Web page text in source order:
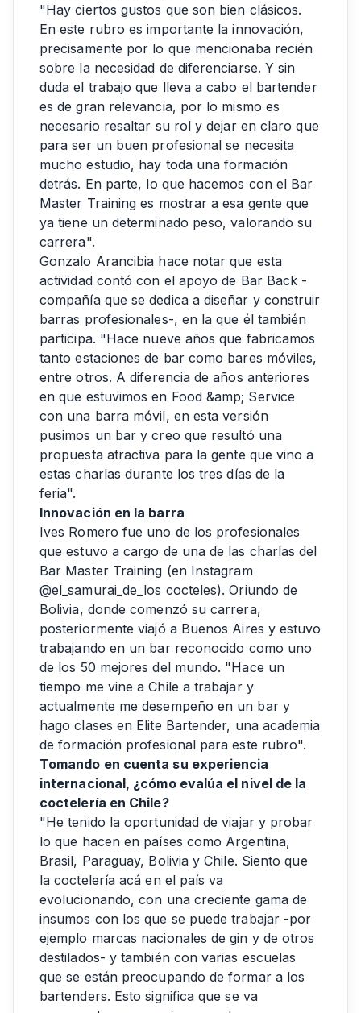
"Hay ciertos gustos que son bien clásicos.
En este rubro es importante la innovación,
precisamente por lo que mencionaba recién
sobre la necesidad de diferenciarse. Y sin
duda el trabajo que lleva a cabo el bartender
es de gran relevancia, por lo mismo es
necesario resaltar su rol y dejar en claro que
para ser un buen profesional se necesita
mucho estudio, hay toda una formación
detrás. En parte, lo que hacemos con el Bar
Master Training es mostrar a esa gente que
ya tiene un determinado peso, valorando su
carrera".
Gonzalo Arancibia hace notar que esta
actividad contó con el apoyo de Bar Back -
compañía que se dedica a diseñar y construir
barras profesionales-, en la que él también
participa. "Hace nueve años que fabricamos
tanto estaciones de bar como bares móviles,
entre otros. A diferencia de años anteriores
en que estuvimos en Food &amp; Service
con una barra móvil, en esta versión
pusimos un bar y creo que resultó una
propuesta atractiva para la gente que vino a
estas charlas durante los tres días de la
feria".
Innovación en la barra
Ives Romero fue uno de los profesionales
que estuvo a cargo de una de las charlas del
Bar Master Training (en Instagram
@el_samurai_de_los cocteles). Oriundo de
Bolivia, donde comenzó su carrera,
posteriormente viajó a Buenos Aires y estuvo
trabajando en un bar reconocido como uno
de los 50 mejores del mundo. "Hace un
tiempo me vine a Chile a trabajar y
actualmente me desempeño en un bar y
hago clases en Elite Bartender, una academia
de formación profesional para este rubro".
Tomando en cuenta su experiencia
internacional, ¿cómo evalúa el nivel de la
coctelería en Chile?
"He tenido la oportunidad de viajar y probar
lo que hacen en países como Argentina,
Brasil, Paraguay, Bolivia y Chile. Siento que
la coctelería acá en el país va
evolucionando, con una creciente gama de
insumos con los que se puede trabajar -por
ejemplo marcas nacionales de gin y de otros
destilados- y también con varias escuelas
que se están preocupando de formar a los
bartenders. Esto significa que se va